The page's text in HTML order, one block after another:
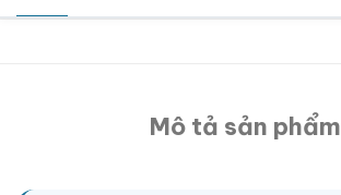
Mô tả sản phẩm